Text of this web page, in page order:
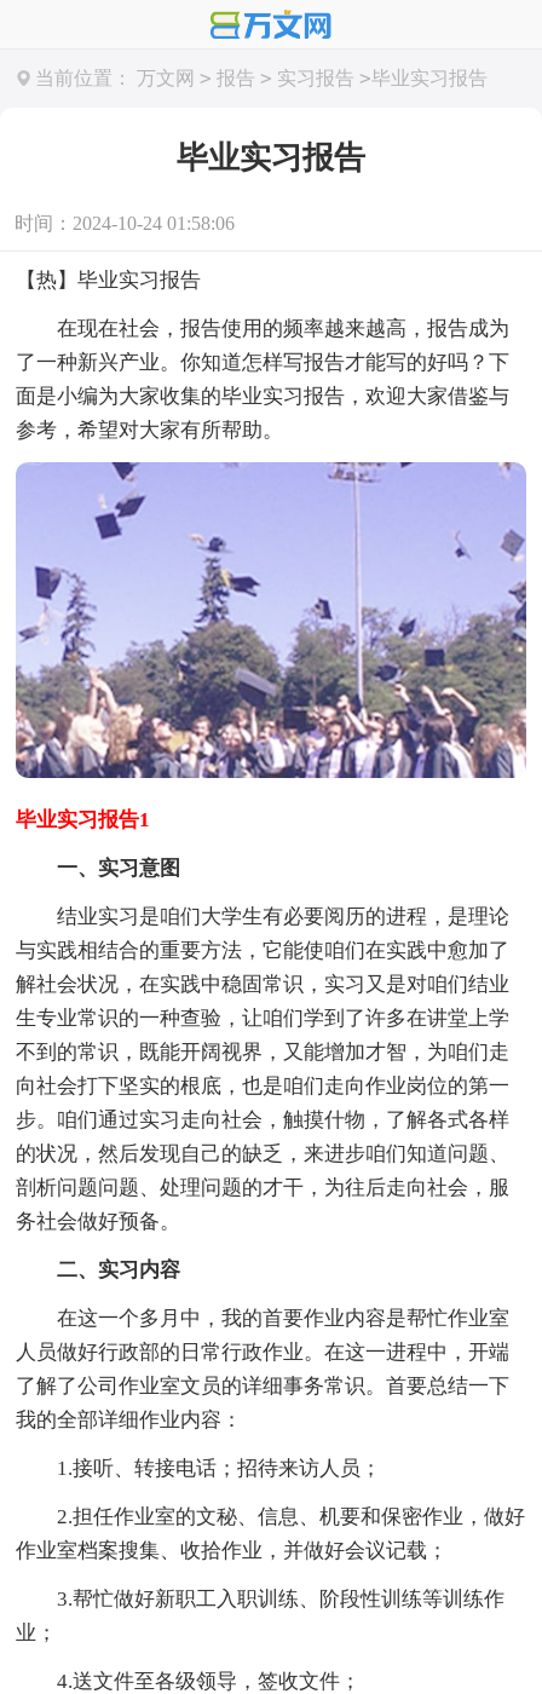
当前位置： 万文网 > 报告 > 实习报告 >毕业实习报告
毕业实习报告
时间：2024-10-24 01:58:06
【热】毕业实习报告
在现在社会，报告使用的频率越来越高，报告成为
了一种新兴产业。你知道怎样写报告才能写的好吗？下
面是小编为大家收集的毕业实习报告，欢迎大家借鉴与
参考，希望对大家有所帮助。
毕业实习报告1
一、实习意图
结业实习是咱们大学生有必要阅历的进程，是理论
与实践相结合的重要方法，它能使咱们在实践中愈加了
解社会状况，在实践中稳固常识，实习又是对咱们结业
生专业常识的一种查验，让咱们学到了许多在讲堂上学
不到的常识，既能开阔视界，又能增加才智，为咱们走
向社会打下坚实的根底，也是咱们走向作业岗位的第一
步。咱们通过实习走向社会，触摸什物，了解各式各样
的状况，然后发现自己的缺乏，来进步咱们知道问题、
剖析问题问题、处理问题的才干，为往后走向社会，服
务社会做好预备。
二、实习内容
在这一个多月中，我的首要作业内容是帮忙作业室
人员做好行政部的日常行政作业。在这一进程中，开端
了解了公司作业室文员的详细事务常识。首要总结一下
我的全部详细作业内容：
1.接听、转接电话；招待来访人员；
2.担任作业室的文秘、信息、机要和保密作业，做好
作业室档案搜集、收拾作业，并做好会议记载；
3.帮忙做好新职工入职训练、阶段性训练等训练作
业；
4.送文件至各级领导，签收文件；